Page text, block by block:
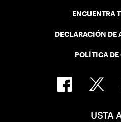
ENCUENTRA
DECLARACIÓN DE
POLÍTICA DE
USTA